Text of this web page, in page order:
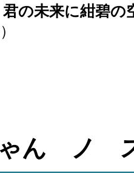
未来に紺碧の
ちゃん